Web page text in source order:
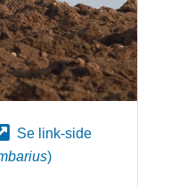
Se link-side
)